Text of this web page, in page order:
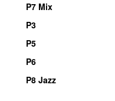
P7 Mix
P3
P5
P6
P8 Jazz